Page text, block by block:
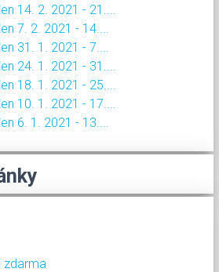
14. 2. 2021 - 21....
7. 2. 2021 - 14....
31. 1. 2021 - 7....
24. 1. 2021 - 31....
18. 1. 2021 - 25....
10. 1. 2021 - 17....
6. 1. 2021 - 13....
zdarma